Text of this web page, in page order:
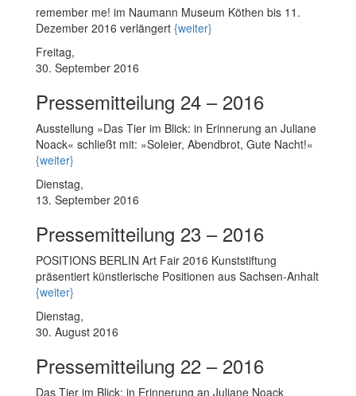
remember me! im Naumann Museum Köthen bis 11.
Dezember 2016 verlängert {weiter}
Freitag,
30. September 2016
Pressemitteilung 24 – 2016
Ausstellung »Das Tier im Blick: in Erinnerung an Juliane
Noack« schließt mit: »Soleier, Abendbrot, Gute Nacht!«
{weiter}
Dienstag,
13. September 2016
Pressemitteilung 23 – 2016
POSITIONS BERLIN Art Fair 2016 Kunststiftung
präsentiert künstlerische Positionen aus Sachsen-Anhalt
{weiter}
Dienstag,
30. August 2016
Pressemitteilung 22 – 2016
Das Tier im Blick: in Erinnerung an Juliane Noack